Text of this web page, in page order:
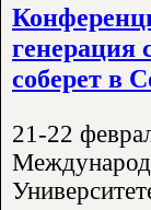
генерация
соберет в
21-22